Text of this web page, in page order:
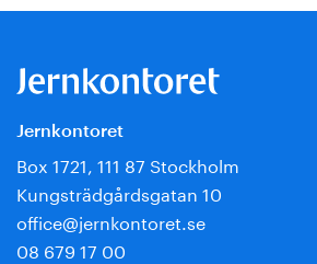
Jernkontoret
Box 1721, 111 87 Stockholm
Kungsträdgårdsgatan 10
office@jernkontoret.se
08 679 17 00